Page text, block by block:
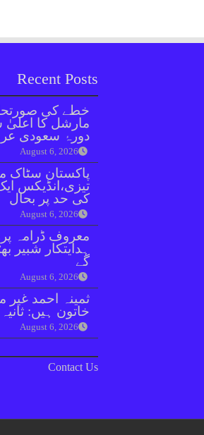
Recent Posts
خطے کی
مارشل کا
دورۂ سعودی
August 6, 2026
پاکستان سٹاک
کی حد پر بحال
August 6, 2026
معروف ڈرامہ
ہدایتکار شبیر
گے
August 6, 2026
ثمینہ احمد غیر
خاتون ہیں:
August 6, 2026
Contact Us